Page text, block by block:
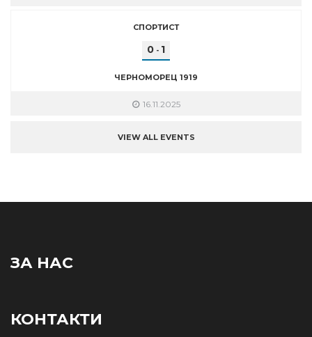
СПОРТИСТ
0 - 1
ЧЕРНОМОРЕЦ 1919
16.11.2025
VIEW ALL EVENTS
ЗА НАС
КОНТАКТИ